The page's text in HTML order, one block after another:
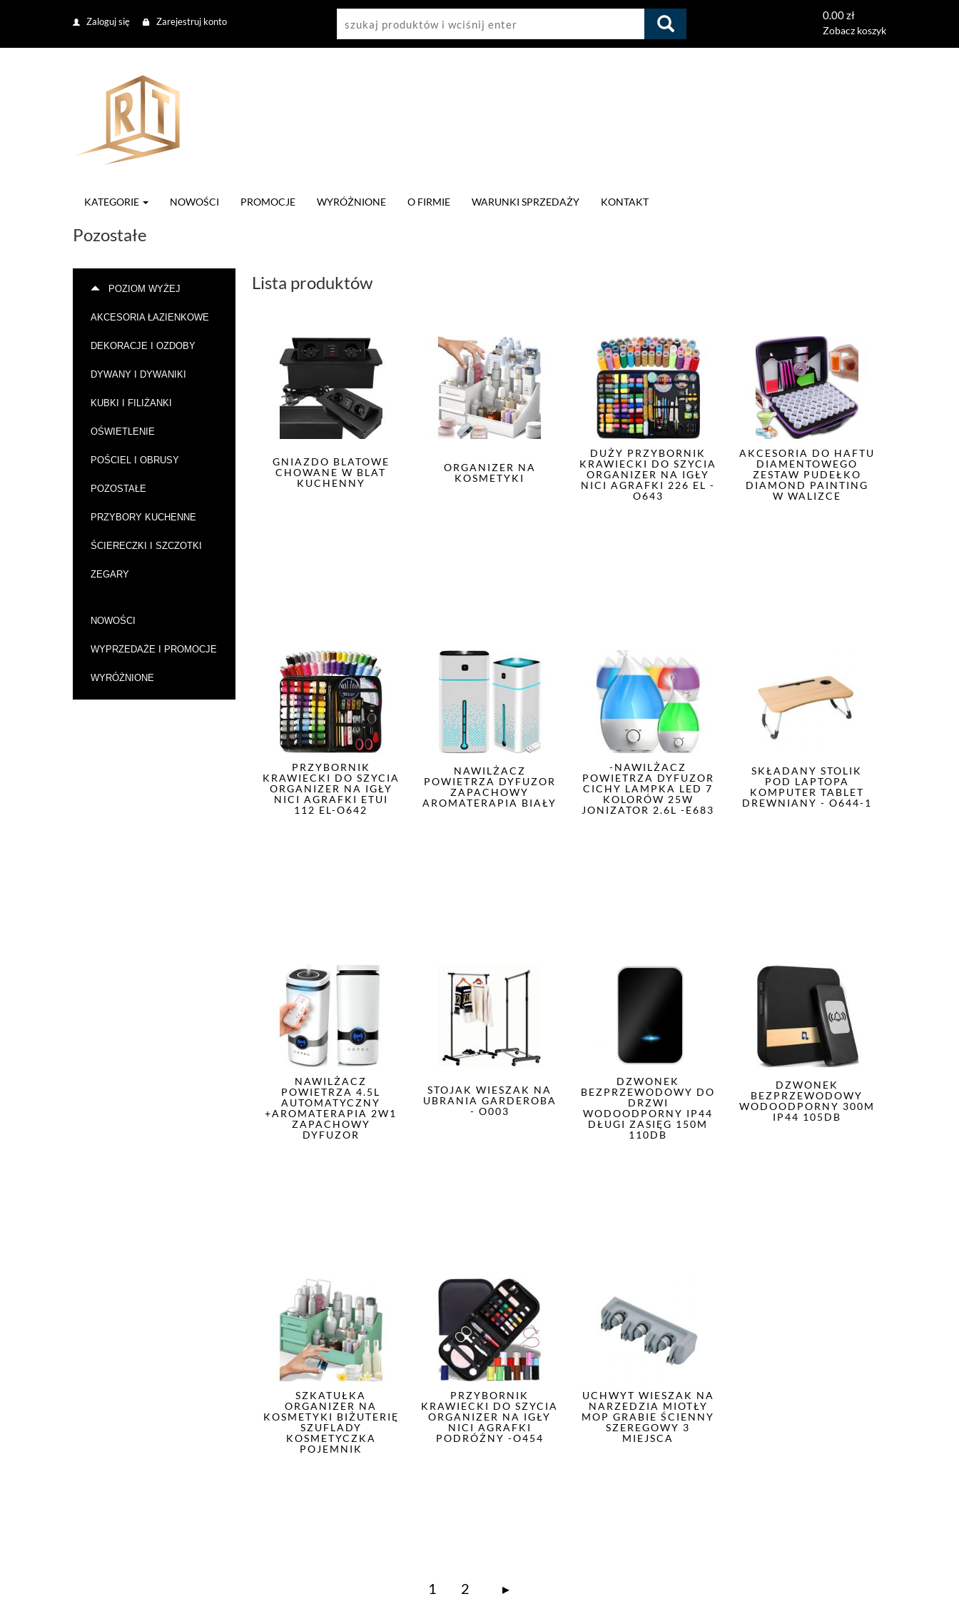
Zaloguj się Zarejestruj konto 0.00 zł
Zobacz koszyk
KATEGORIE NOWOŚCI PROMOCJE WYRÓŻNIONE O FIRMIE WARUNKI SPRZEDAŻY KONTAKT
Pozostałe
POZIOM WYŻEJ
AKCESORIA ŁAZIENKOWE
DEKORACJE I OZDOBY
DYWANY I DYWANIKI
KUBKI I FILIŻANKI
OŚWIETLENIE
POŚCIEL I OBRUSY
POZOSTAŁE
PRZYBORY KUCHENNE
ŚCIERECZKI I SZCZOTKI
ZEGARY
NOWOŚCI
WYPRZEDAŻE I PROMOCJE
WYRÓŻNIONE
Lista produktów
GNIAZDO BLATOWE
CHOWANE W BLAT
KUCHENNY
ORGANIZER NA
KOSMETYKI
DUŻY PRZYBORNIK
KRAWIECKI DO SZYCIA
ORGANIZER NA IGŁY
NICI AGRAFKI 226 EL -
O643
AKCESORIA DO HAFTU
DIAMENTOWEGO
ZESTAW PUDEŁKO
DIAMOND PAINTING
W WALIZCE
PRZYBORNIK
KRAWIECKI DO SZYCIA
ORGANIZER NA IGŁY
NICI AGRAFKI ETUI
112 EL-O642
NAWILŻACZ
POWIETRZA DYFUZOR
ZAPACHOWY
AROMATERAPIA BIAŁY
-NAWILŻACZ
POWIETRZA DYFUZOR
CICHY LAMPKA LED 7
KOLORÓW 25W
JONIZATOR 2.6L -E683
SKŁADANY STOLIK
POD LAPTOPA
KOMPUTER TABLET
DREWNIANY - O644-1
NAWILŻACZ
POWIETRZA 4.5L
AUTOMATYCZNY
+AROMATERAPIA 2W1
ZAPACHOWY
DYFUZOR
STOJAK WIESZAK NA
UBRANIA GARDEROBA
- O003
DZWONEK
BEZPRZEWODOWY DO
DRZWI
WODOODPORNY IP44
DŁUGI ZASIĘG 150M
110DB
DZWONEK
BEZPRZEWODOWY
WODOODPORNY 300M
IP44 105DB
SZKATUŁKA
ORGANIZER NA
KOSMETYKI BIŻUTERIĘ
SZUFLADY
KOSMETYCZKA
POJEMNIK
PRZYBORNIK
KRAWIECKI DO SZYCIA
ORGANIZER NA IGŁY
NICI AGRAFKI
PODRÓŻNY -O454
UCHWYT WIESZAK NA
NARZEDZIA MIOTŁY
MOP GRABIE ŚCIENNY
SZEREGOWY 3
MIEJSCA
1 2 ▸